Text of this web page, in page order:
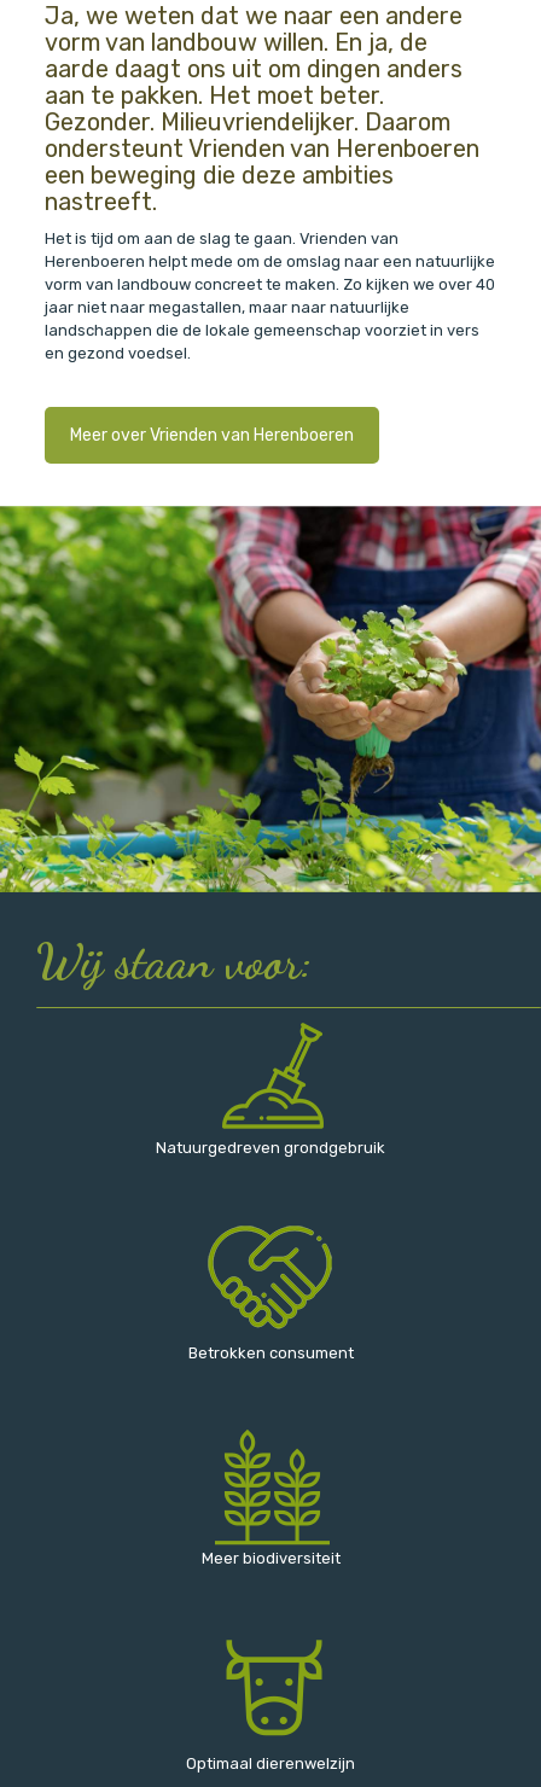
Ja, we weten dat we naar een andere
vorm van landbouw willen. En ja, de
aarde daagt ons uit om dingen anders
aan te pakken. Het moet beter.
Gezonder. Milieuvriendelijker. Daarom
ondersteunt Vrienden van Herenboeren
een beweging die deze ambities
nastreeft.
Het is tijd om aan de slag te gaan. Vrienden van
Herenboeren helpt mede om de omslag naar een natuurlijke
vorm van landbouw concreet te maken. Zo kijken we over 40
jaar niet naar megastallen, maar naar natuurlijke
landschappen die de lokale gemeenschap voorziet in vers
en gezond voedsel.
Meer over Vrienden van Herenboeren
Wij staan voor:
Natuurgedreven grondgebruik
Betrokken consument
Meer biodiversiteit
Optimaal dierenwelzijn